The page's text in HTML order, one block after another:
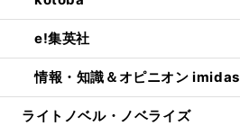
e!集英社
情報・知識＆オピニオン imidas
ライトノベル・ノベライズ